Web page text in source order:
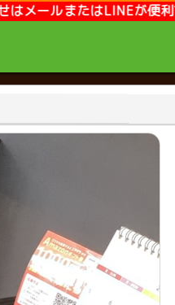
利です。【営業時間】